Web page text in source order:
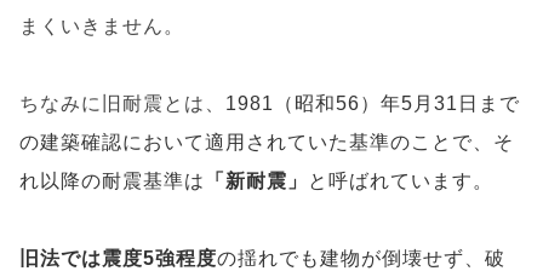
まくいきません。
ちなみに 旧耐震とは、 1981（昭和56）年5月31日まで
の建築確認において適用されていた基準のことで、そ
れ以降の耐震基準は
「新耐震」 と呼ばれています。
旧法では震度5強程度の揺れでも建物が倒壊せず、破